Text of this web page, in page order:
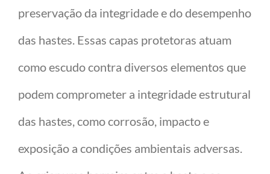
preservação da integridade e do desempenho
das hastes. Essas capas protetoras atuam
como escudo contra diversos elementos que
podem comprometer a integridade estrutural
das hastes, como corrosão, impacto e
exposição a condições ambientais adversas.